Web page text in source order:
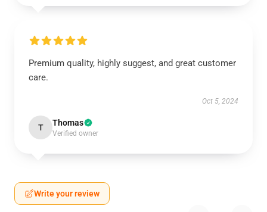
Premium quality, highly suggest, and great customer
care.
Oct 5, 2024
T Thomas
Verified owner
Write your review